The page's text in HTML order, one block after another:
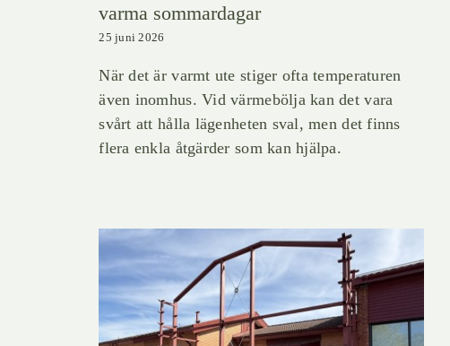
varma sommardagar
25 juni 2026
När det är varmt ute stiger ofta temperaturen
även inomhus. Vid värmebölja kan det vara
svårt att hålla lägenheten sval, men det finns
flera enkla åtgärder som kan hjälpa.